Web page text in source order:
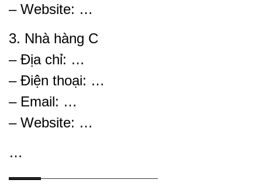
– Website: …
3. Nhà hàng C
– Địa chỉ: …
– Điện thoại: …
– Email: …
– Website: …
…